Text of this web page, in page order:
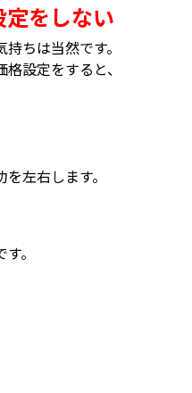
をしない
ちは当然です。
設定をすると、
左右します。
。